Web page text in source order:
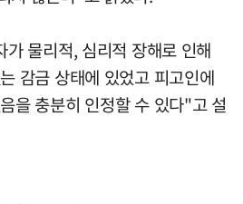
물리적, 심리적 장해로 인해
감금 상태에 있었고 피고인에
을 충분히 인정할 수 있다"고 설